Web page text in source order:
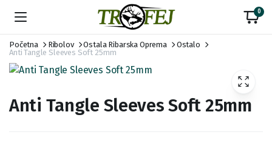
0
Početna Ribolov Ostala Ribarska Oprema
Ostalo
Anti Tangle Sleeves Soft 25mm
Anti Tangle Sleeves Soft 25mm